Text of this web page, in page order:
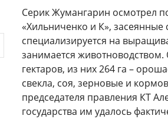
Серик Жумангарин осмотрел
«Хильниченко и К»,
специализируется на
занимается
гектаров, из них 264 га –
свекла, соя, зерновые и
председателя правления КТ
государства им удалось